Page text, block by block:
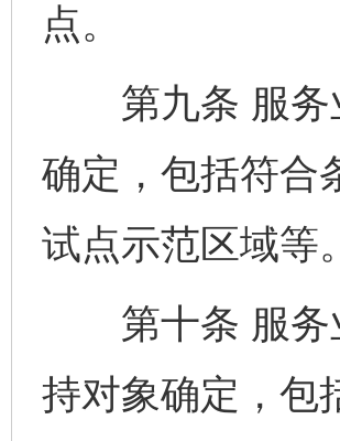
点。
第九条 服务
确定，包括符合
试点示范区域等
第十条 服务
持对象确定，包